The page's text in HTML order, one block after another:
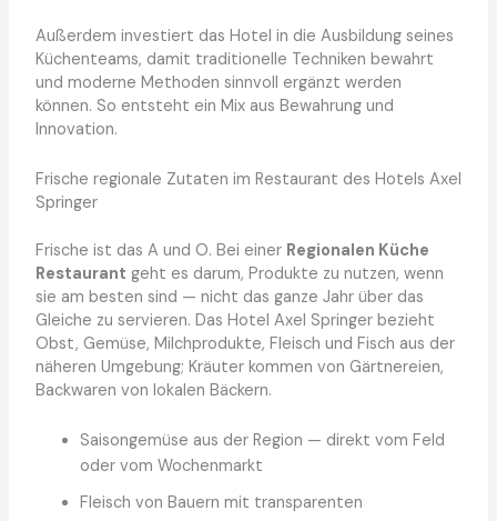
Außerdem investiert das Hotel in die Ausbildung seines
Küchenteams, damit traditionelle Techniken bewahrt
und moderne Methoden sinnvoll ergänzt werden
können. So entsteht ein Mix aus Bewahrung und
Innovation.
Frische regionale Zutaten im Restaurant des Hotels Axel
Springer
Frische ist das A und O. Bei einer Regionalen Küche
Restaurant geht es darum, Produkte zu nutzen, wenn
sie am besten sind — nicht das ganze Jahr über das
Gleiche zu servieren. Das Hotel Axel Springer bezieht
Obst, Gemüse, Milchprodukte, Fleisch und Fisch aus der
näheren Umgebung; Kräuter kommen von Gärtnereien,
Backwaren von lokalen Bäckern.
Saisongemüse aus der Region — direkt vom Feld
oder vom Wochenmarkt
Fleisch von Bauern mit transparenten